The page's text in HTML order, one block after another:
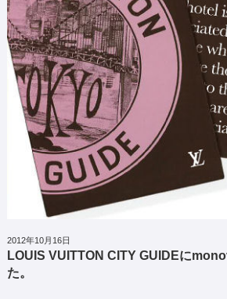
2012年10月16日
LOUIS VUITTON CITY GUIDEに
た。